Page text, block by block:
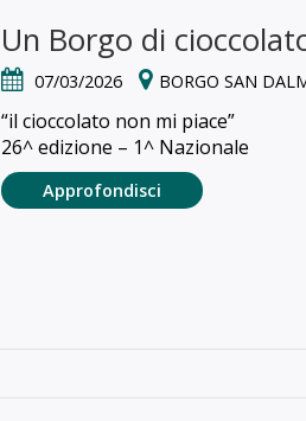
Un Borgo di
07/03/2026 BORGO SAN
“il cioccolato non mi piace”
26^ edizione – 1^ Nazionale
Approfondisci